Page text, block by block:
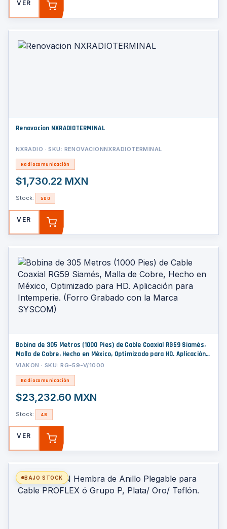
VER
AGREGAR
Renovacion NXRADIOTERMINAL
NXRADIO · SKU: RENOVACIONNXRADIOTERMINAL
Radiocomunicación
$1,730.22 MXN
Stock: 500
VER
AGREGAR
Bobina de 305 Metros (1000 Pies) de Cable Coaxial RG59 Siamés,
Malla de Cobre, Hecho en México, Optimizado para HD. Aplicación
para Intemperie. (Forro Grabado con la Marca SYSCOM)
VIAKON · SKU: RG-59-V/1000
Radiocomunicación
$23,232.60 MXN
Stock: 48
VER
AGREGAR
BAJO STOCK